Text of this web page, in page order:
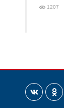
1207